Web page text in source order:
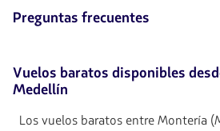
flechas
para
Preguntas frecuentes
Vuelos baratos disponibles
Medellín
Los vuelos baratos entre Montería